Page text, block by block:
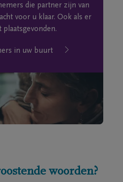
die partner zijn van
voor u klaar. Ook als er
in uw buurt
woorden?